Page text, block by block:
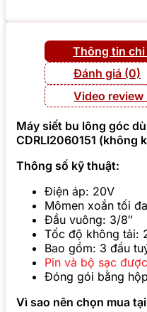
Thông tin
Đánh giá (0)
Video review
Máy siết bu lông góc
CDRLI2060151 (không
Thông số kỹ thuật:
Điện áp: 20V
Mômen xoắn tối
Đầu vuông: 3/8″
Tốc độ không tải:
Bao gồm: 3 đầu
Pin và bộ sạc
Đóng gói bằng
Vì sao nên chọn mua